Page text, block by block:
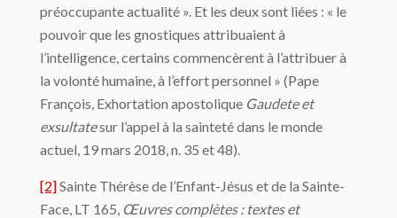
préoccupante actualité ». Et les deux sont liées : « le
pouvoir que les gnostiques attribuaient à
l’intelligence, certains commencèrent à l’attribuer à
la volonté humaine, à l’effort personnel » (Pape
François, Exhortation apostolique Gaudete et
exsultatesur l’appel à la sainteté dans le monde
actuel, 19 mars 2018, n. 35 et 48).
[2]Sainte Thérèse de l’Enfant-Jésus et de la Sainte-
Face, LT 165, Œuvres complètes : textes et